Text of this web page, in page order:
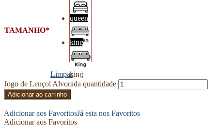
TAMANHO
casal
queen
queen
king
king
Limpar
Jogo de Lençol Alvorada quantidade
Adicionar ao carrinho
Adicionar aos FavoritosJá esta nos Favoritos
Adicionar aos Favoritos